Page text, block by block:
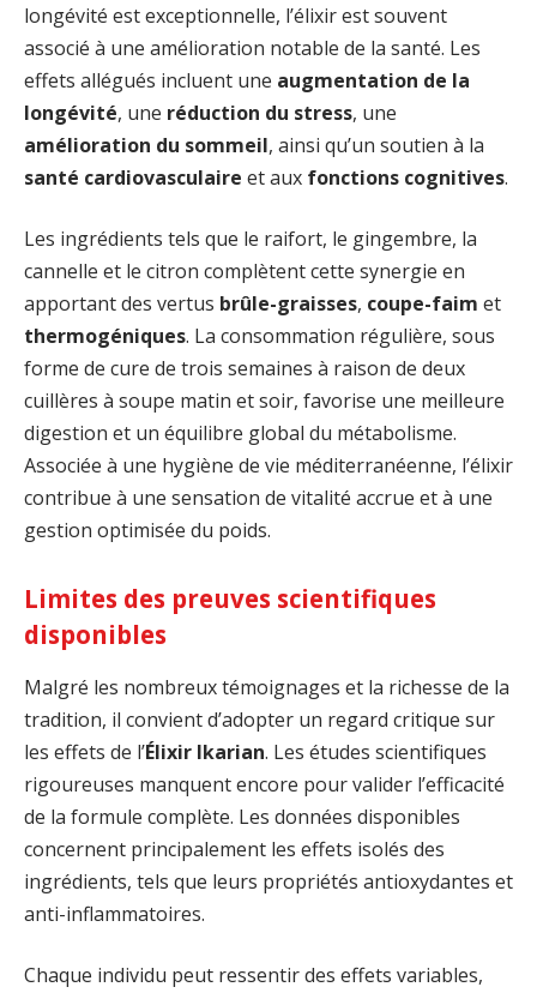
longévité est exceptionnelle, l’élixir est souvent
associé à une amélioration notable de la santé. Les
effets allégués incluent une augmentation de la
longévité, une réduction du stress, une
amélioration du sommeil, ainsi qu’un soutien à la
santé cardiovasculaire et aux fonctions cognitives.
Les ingrédients tels que le raifort, le gingembre, la
cannelle et le citron complètent cette synergie en
apportant des vertus brûle-graisses, coupe-faim et
thermogéniques. La consommation régulière, sous
forme de cure de trois semaines à raison de deux
cuillères à soupe matin et soir, favorise une meilleure
digestion et un équilibre global du métabolisme.
Associée à une hygiène de vie méditerranéenne, l’élixir
contribue à une sensation de vitalité accrue et à une
gestion optimisée du poids.
Limites des preuves scientifiques
disponibles
Malgré les nombreux témoignages et la richesse de la
tradition, il convient d’adopter un regard critique sur
les effets de l’Élixir Ikarian. Les études scientifiques
rigoureuses manquent encore pour valider l’efficacité
de la formule complète. Les données disponibles
concernent principalement les effets isolés des
ingrédients, tels que leurs propriétés antioxydantes et
anti-inflammatoires.
Chaque individu peut ressentir des effets variables,